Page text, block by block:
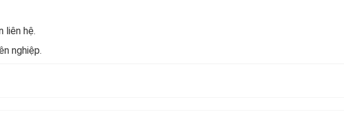
liên hệ.
nghiệp.